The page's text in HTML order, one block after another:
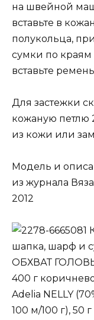
на швейной
вставьте в
полукольца,
сумки по краям
вставьте
Для застежки
кожаную петлю
из кожи или
Модель и
из журнала
2012
шапка, шарф и
ОБХВАТ
400 г
Adelia NELLY
100 м/100 г), 50